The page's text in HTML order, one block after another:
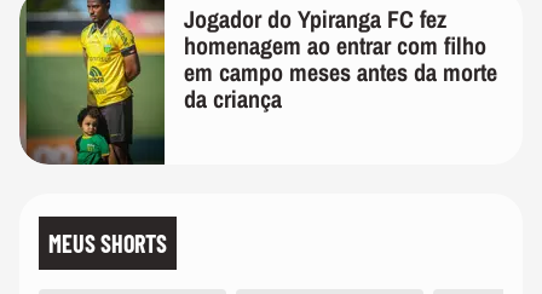
Jogador do Ypiranga FC fez
homenagem ao entrar com filho
em campo meses antes da morte
da criança
MEUS SHORTS